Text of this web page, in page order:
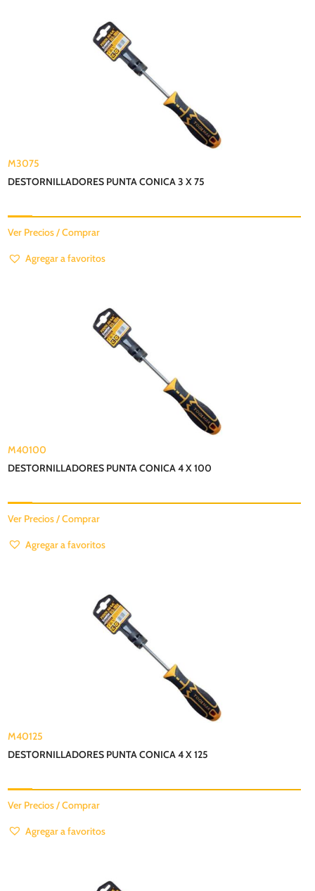
M3075
DESTORNILLADORES PUNTA CONICA 3 X 75
Ver Precios / Comprar
Agregar a favoritos
M40100
DESTORNILLADORES PUNTA CONICA 4 X 100
Ver Precios / Comprar
Agregar a favoritos
M40125
DESTORNILLADORES PUNTA CONICA 4 X 125
Ver Precios / Comprar
Agregar a favoritos